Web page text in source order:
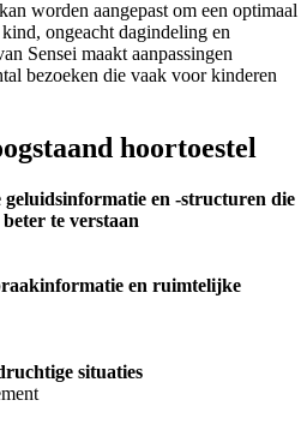
worden aangepast om een optimaal
ongeacht dagindeling en
Sensei maakt aanpassingen
bezoeken die vaak voor kinderen
hoortoestel
en -structuren die
te verstaan
en ruimtelijke
situaties